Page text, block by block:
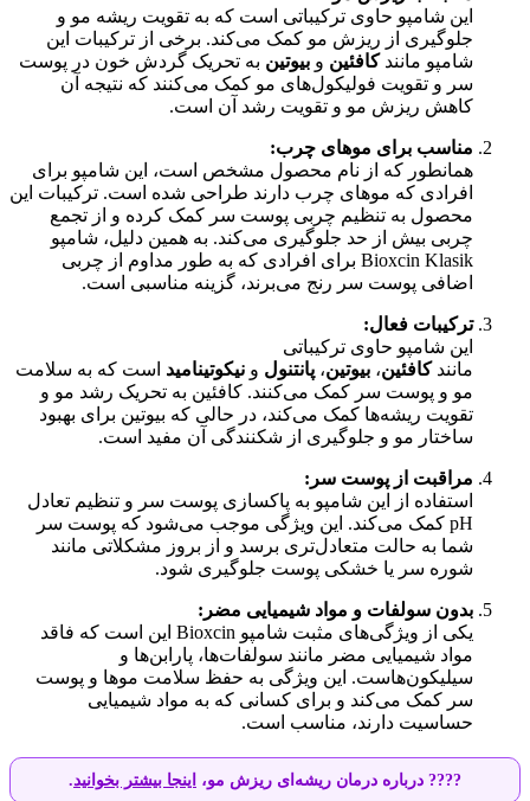
این شامپو حاوی ترکیباتی است که به تقویت ریشه مو و
جلوگیری از ریزش مو کمک می‌کند. برخی از ترکیبات این
شامپو مانندکافئین و بیوتین به تحریک گردش خون در پوست
سر و تقویت فولیکول‌های مو کمک می‌کنند که نتیجه آن
کاهش ریزش مو و تقویت رشد آن است.
مناسب برای موهای چرب:
همانطور که از نام محصول مشخص است، این شامپو برای
افرادی که موهای چرب دارند طراحی شده است. ترکیبات این
محصول به تنظیم چربی پوست سر کمک کرده و از تجمع
چربی بیش از حد جلوگیری می‌کند. به همین دلیل، شامپو
Bioxcin Klasik برای افرادی که به طور مداوم از چربی
اضافی پوست سر رنج می‌برند، گزینه مناسبی است.
ترکیبات فعال:
این شامپو حاوی ترکیباتی
مانندکافئین، بیوتین، پانتنول و نیکوتینامید است که به سلامت
مو و پوست سر کمک می‌کنند. کافئین به تحریک رشد مو و
تقویت ریشه‌ها کمک می‌کند، در حالی که بیوتین برای بهبود
ساختار مو و جلوگیری از شکنندگی آن مفید است.
مراقبت از پوست سر:
استفاده از این شامپو به پاکسازی پوست سر و تنظیم تعادل
pH کمک می‌کند. این ویژگی موجب می‌شود که پوست سر
شما به حالت متعادل‌تری برسد و از بروز مشکلاتی مانند
شوره سر یا خشکی پوست جلوگیری شود.
بدون سولفات و مواد شیمیایی مضر:
یکی از ویژگی‌های مثبت شامپو Bioxcin این است که فاقد
مواد شیمیایی مضر مانند سولفات‌ها، پارابن‌ها و
سیلیکون‌هاست. این ویژگی به حفظ سلامت موها و پوست
سر کمک می‌کند و برای کسانی که به مواد شیمیایی
حساسیت دارند، مناسب است.
???? درباره درمان ریشه‌ای ریزش مو، اینجا بیشتر بخوانید.